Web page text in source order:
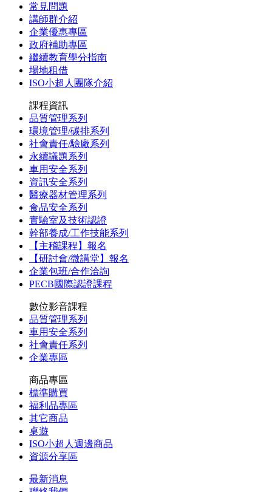
常見問題
講師群介紹
企業優惠專區
政府補助專區
繼續教育學分指南
場地租借
ISO小超人團隊介紹
課程資訊
品質管理系列
環境管理/碳排系列
社會責任/驗廠系列
永續議題系列
車用安全系列
資訊安全系列
醫療器材管理系列
食品安全系列
實驗室及技術認證
幹部養成/工作技能系列
【主稽課程】報名
【研討會/微講堂】報名
企業包班/合作洽詢
PECB國際認證課程
數位影音課程
品質管理系列
車用安全系列
社會責任系列
企業專區
商品專區
標準購買
福利品專區
其它商品
桌遊
ISO小超人週邊商品
資源分享區
最新消息